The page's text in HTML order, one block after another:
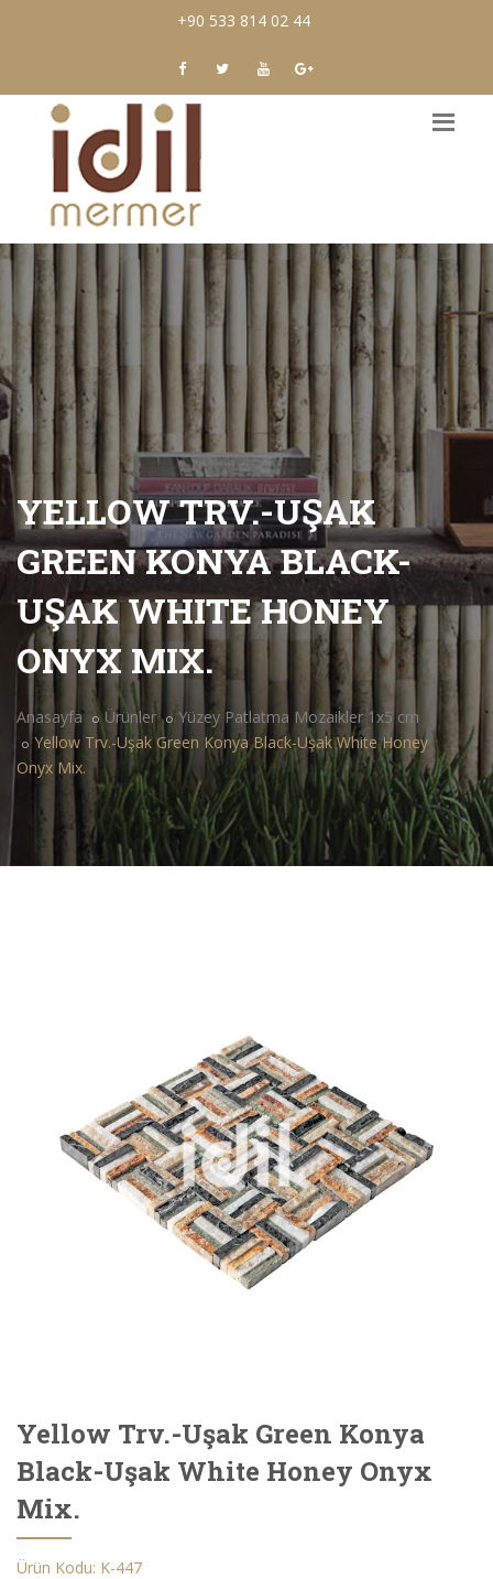
+90 533 814 02 44
YELLOW TRV.-UŞAK
GREEN KONYA BLACK-
UŞAK WHITE HONEY
ONYX MIX.
Anasayfa Ürünler
Yüzey Patlatma Mozaikler 1x5 cm
Yellow Trv.-Uşak Green Konya Black-Uşak White Honey
Onyx Mix.
Yellow Trv.-Uşak Green Konya
Black-Uşak White Honey Onyx
Mix.
Ürün Kodu: K-447